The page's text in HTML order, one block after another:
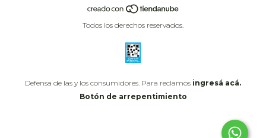
Todos los derechos reservados.
Defensa de las y los consumidores. Para reclamos ingresá acá.
Botón de arrepentimiento